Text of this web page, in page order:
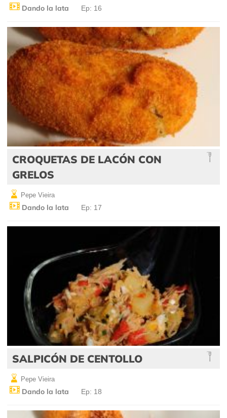
Dando la lata Ep: 16
CROQUETAS DE LACÓN CON
GRELOS
Pepe Vieira
Dando la lata Ep: 17
SALPICÓN DE CENTOLLO
Pepe Vieira
Dando la lata Ep: 18